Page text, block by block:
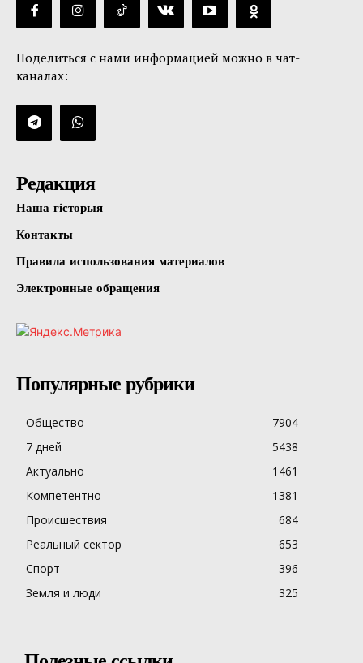
Поделиться с нами информацией можно в чат-
каналах:
Редакция
Наша гісторыя
Контакты
Правила использования материалов
Электронные обращения
Популярные рубрики
Общество
7904
7 дней
5438
Актуально
1461
Компетентно
1381
Происшествия
684
Реальный сектор
653
Спорт
396
Земля и люди
325